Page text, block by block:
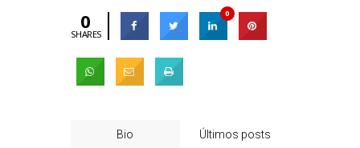
0
SHARES
0
Bio Últimos posts